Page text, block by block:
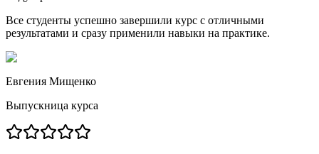
Все студенты успешно завершили курс с отличными
результатами и сразу применили навыки на практике.
Евгения Мищенко
Выпускница курса